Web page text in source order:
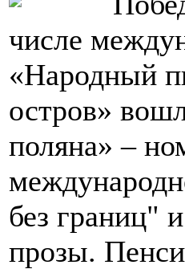
числе
«Народный
остров»
поляна» –
без границ"
прозы.